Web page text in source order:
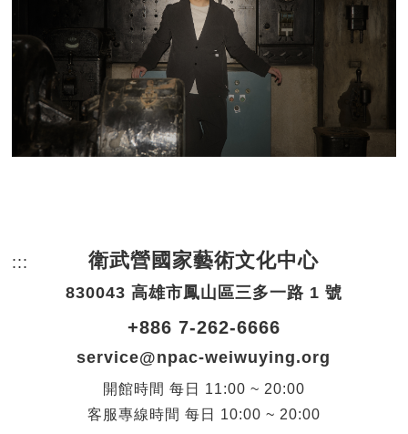
::: 頁尾網站資訊。
衛武營國家藝術文化中心
830043 高雄市鳳山區三多一路 1 號
+886 7-262-6666
service@npac-weiwuying.org
開館時間 每日
11:00 ~ 20:00
客服專線時間 每日 10:00 ~ 20:00